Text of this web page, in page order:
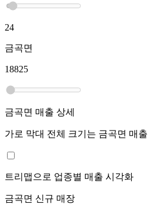
24
금곡면
18825
금곡면 매출 상세
가로 막대 전체 크기는 금곡면 매출
트리맵으로 업종별 매출 시각화
금곡면 신규 매장